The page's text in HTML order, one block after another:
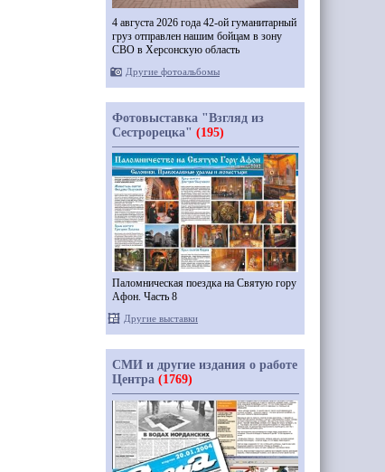
4 августа 2026 года 42-ой гуманитарный
груз отправлен нашим бойцам в зону
СВО в Херсонскую область
Другие фотоальбомы
Фотовыставка "Взгляд из
Сестрорецка" (195)
Паломническая поездка на Святую гору
Афон. Часть 8
Другие выставки
СМИ и другие издания о работе
Центра (1769)